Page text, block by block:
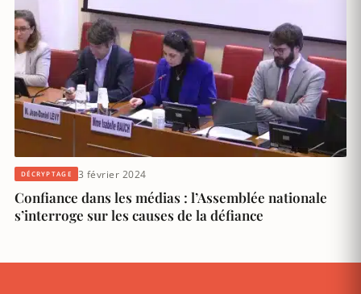
DÉCRYPTAGE 3 février 2024
Confiance dans les médias : l’Assemblée nationale
s’interroge sur les causes de la défiance